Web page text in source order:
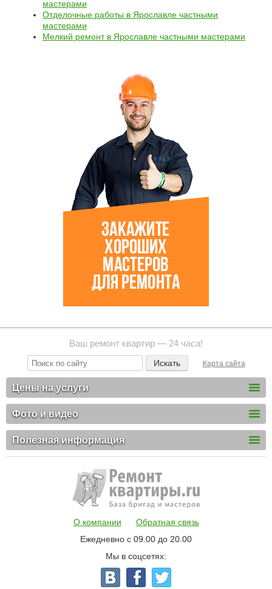
мастерами
Отделочные работы в Ярославле частными
мастерами
Мелкий ремонт в Ярославле частными мастерами
Ваш ремонт квартир — 24 часа!
Карта сайта
Цены на услуги
Фото и видео
Полезная информация
О компании
Обратная связь
Ежедневно с 09.00 до 20.00
Мы в соцсетях: